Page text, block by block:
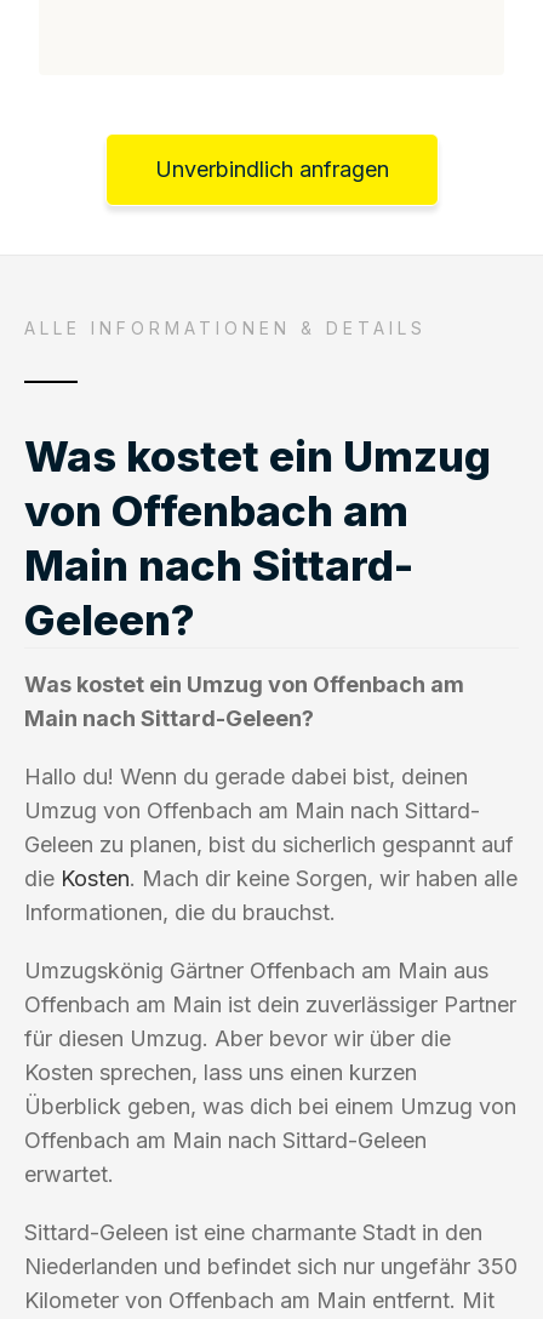
Unverbindlich anfragen
ALLE INFORMATIONEN & DETAILS
Was kostet ein Umzug
von Offenbach am
Main nach Sittard-
Geleen?
Was kostet ein Umzug von Offenbach am
Main nach Sittard-Geleen?
Hallo du! Wenn du gerade dabei bist, deinen
Umzug von Offenbach am Main nach Sittard-
Geleen zu planen, bist du sicherlich gespannt auf
die Kosten. Mach dir keine Sorgen, wir haben alle
Informationen, die du brauchst.
Umzugskönig Gärtner Offenbach am Main aus
Offenbach am Main ist dein zuverlässiger Partner
für diesen Umzug. Aber bevor wir über die
Kosten sprechen, lass uns einen kurzen
Überblick geben, was dich bei einem Umzug von
Offenbach am Main nach Sittard-Geleen
erwartet.
Sittard-Geleen ist eine charmante Stadt in den
Niederlanden und befindet sich nur ungefähr 350
Kilometer von Offenbach am Main entfernt. Mit